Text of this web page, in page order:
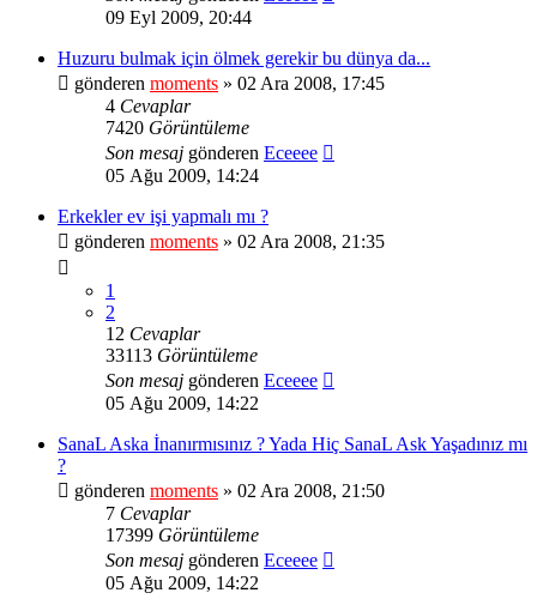
09 Eyl 2009, 20:44
Huzuru bulmak için ölmek gerekir bu dünya da...
gönderen moments » 02 Ara 2008, 17:45
4 Cevaplar
7420 Görüntüleme
Son mesaj gönderen Eceeee
05 Ağu 2009, 14:24
Erkekler ev işi yapmalı mı ?
gönderen moments » 02 Ara 2008, 21:35
1
2
12 Cevaplar
33113 Görüntüleme
Son mesaj gönderen Eceeee
05 Ağu 2009, 14:22
SanaL Aska İnanırmısınız ? Yada Hiç SanaL Ask Yaşadınız mı
?
gönderen moments » 02 Ara 2008, 21:50
7 Cevaplar
17399 Görüntüleme
Son mesaj gönderen Eceeee
05 Ağu 2009, 14:22